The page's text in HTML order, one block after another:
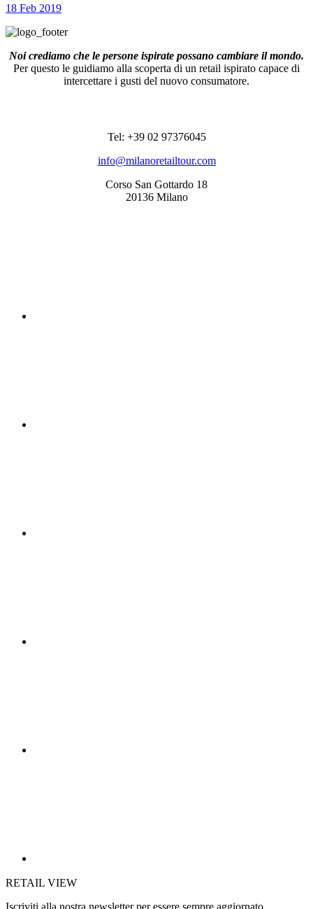
18 Feb 2019
Noi crediamo che le persone ispirate possano cambiare il mondo.
Per questo le guidiamo alla scoperta di un retail ispirato capace di
intercettare i gusti del nuovo consumatore.
Tel: +39 02 97376045
info@milanoretailtour.com
Corso San Gottardo 18
20136 Milano
RETAIL VIEW